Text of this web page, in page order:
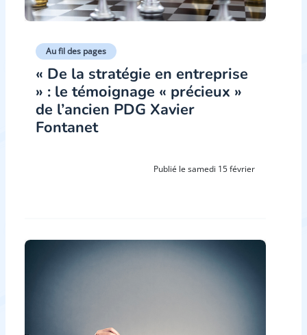
Au fil des pages
« De la stratégie en entreprise
» : le témoignage « précieux »
de l’ancien PDG Xavier
Fontanet
Publié le samedi 15 février